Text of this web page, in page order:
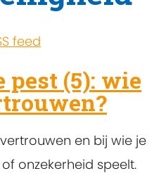
feed
pest (5): wie
en bij wie je
onzekerheid speelt.